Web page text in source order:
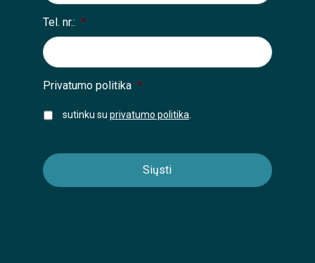
Tel. nr.: *
Privatumo politika *
sutinku su privatumo politika